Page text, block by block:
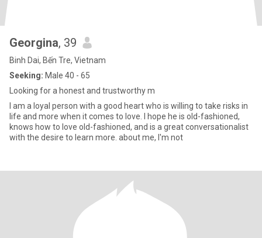
Georgina, 39
Binh Dai, Bến Tre, Vietnam
Seeking: Male 40 - 65
Looking for a honest and trustworthy m
I am a loyal person with a good heart who is willing to take risks in
life and more when it comes to love. I hope he is old-fashioned,
knows how to love old-fashioned, and is a great conversationalist
with the desire to learn more. about me, I'm not